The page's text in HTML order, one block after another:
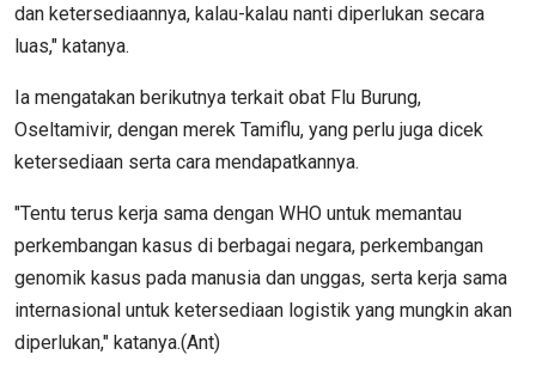
dan ketersediaannya, kalau-kalau nanti diperlukan secara
luas," katanya.
Ia mengatakan berikutnya terkait obat Flu Burung,
Oseltamivir, dengan merek Tamiflu, yang perlu juga dicek
ketersediaan serta cara mendapatkannya.
"Tentu terus kerja sama dengan WHO untuk memantau
perkembangan kasus di berbagai negara, perkembangan
genomik kasus pada manusia dan unggas, serta kerja sama
internasional untuk ketersediaan logistik yang mungkin akan
diperlukan," katanya.(Ant)